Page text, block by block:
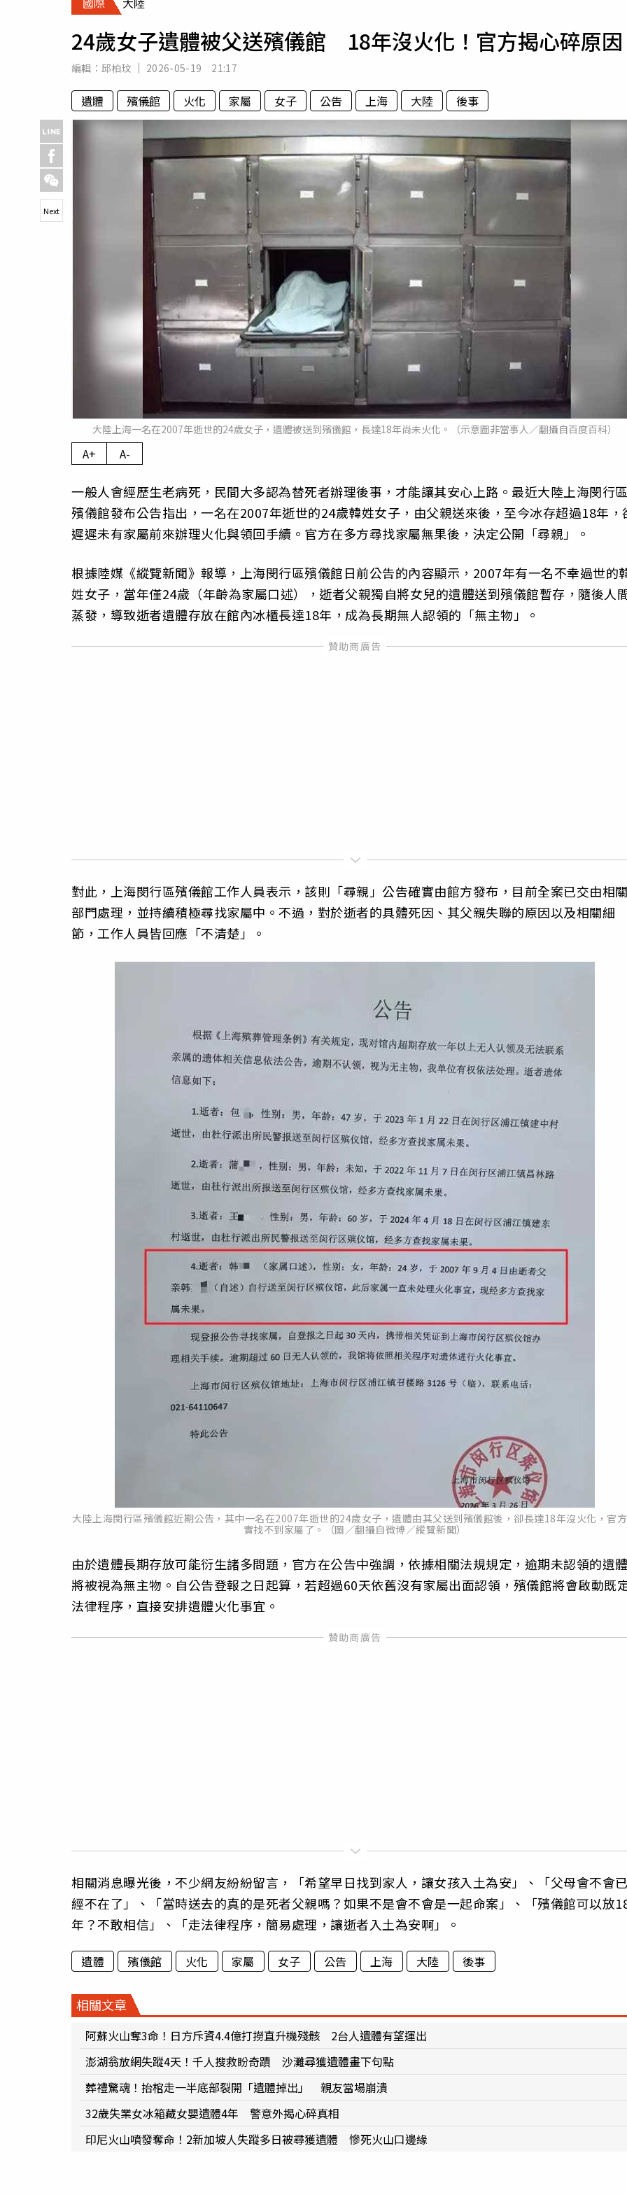
專欄
房產新勢力
運勢
梅酒
24歲女子遺體被父送殯儀館 18年沒火化！官方揭心碎原因
編輯： 邱柏玟 2026-05-19 21:17
遺體 殯儀館 火化 家屬 女子 公告 上海 大陸 後事
大陸上海一名在2007年逝世的24歲女子，遺體被送到殯儀館，長達18年尚未火化。（示意圖非當事人／翻攝自百度百科）
Next
A+ A-
一般人會經歷生老病死，民間大多認為替死者辦理後事，才能讓其安心上路。最近大陸上海閔行
殯儀館發布公告指出，一名在2007年逝世的24歲韓姓女子，由父親送來後，至今冰存超過18年，
遲遲未有家屬前來辦理火化與領回手續。官方在多方尋找家屬無果後，決定公開「尋親」。
根據陸媒《縱覽新聞》報導，上海閔行區殯儀館日前公告的內容顯示，2007年有一名不幸過世的
姓女子，當年僅24歲（年齡為家屬口述），逝者父親獨自將女兒的遺體送到殯儀館暫存，隨後人
蒸發，導致逝者遺體存放在館內冰櫃長達18年，成為長期無人認領的「無主物」。
對此，上海閔行區殯儀館工作人員表示，該則「尋親」公告確實由館方發布，目前全案已交由相
部門處理，並持續積極尋找家屬中。不過，對於逝者的具體死因、其父親失聯的原因以及相關細
節，工作人員皆回應「不清楚」。
大陸上海閔行區殯儀館近期公告，其中一名在2007年逝世的24歲女子，遺體由其父送到殯儀館後，卻長達18年沒火化，官
實找不到家屬了。（圖／翻攝自微博／縱覽新聞）
由於遺體長期存放可能衍生諸多問題，官方在公告中強調，依據相關法規規定，逾期未認領的遺
將被視為無主物。自公告登報之日起算，若超過60天依舊沒有家屬出面認領，殯儀館將會啟動既
法律程序，直接安排遺體火化事宜。
相關消息曝光後，不少網友紛紛留言，「希望早日找到家人，讓女孩入土為安」、「父母會不會
經不在了」、「當時送去的真的是死者父親嗎？如果不是會不會是一起命案」、「殯儀館可以放
年？不敢相信」、「走法律程序，簡易處理，讓逝者入土為安啊」。
遺體 殯儀館 火化 家屬 女子 公告 上海 大陸 後事
相關文章
阿蘇火山奪3命！日方斥資4.4億打撈直升機殘骸 2台人遺體有望運出
澎湖翁放網失蹤4天！千人搜救盼奇蹟 沙灘尋獲遺體畫下句點
葬禮驚魂！抬棺走一半底部裂開「遺體掉出」 親友當場崩潰
32歲失業女冰箱藏女嬰遺體4年 警意外揭心碎真相
印尼火山噴發奪命！2新加坡人失蹤多日被尋獲遺體 慘死火山口邊緣